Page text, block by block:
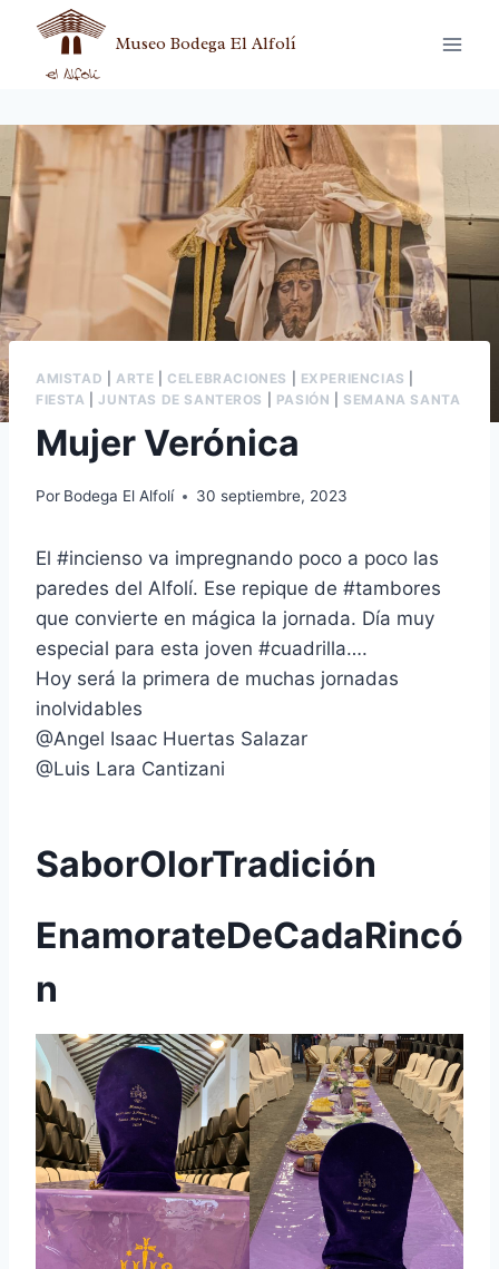
Museo Bodega El Alfolí
AMISTAD ARTE CELEBRACIONES EXPERIENCIAS
FIESTA
|JUNTAS DE SANTEROS PASIÓN SEMANA SANTA
Mujer Verónica
Por Bodega El Alfolí 30 septiembre, 2023
El #incienso va impregnando poco a poco las
paredes del Alfolí. Ese repique de #tambores
que convierte en mágica la jornada. Día muy
especial para esta joven #cuadrilla….
Hoy será la primera de muchas jornadas
inolvidables
@Angel Isaac Huertas Salazar
@Luis Lara Cantizani
SaborOlorTradición
EnamorateDeCadaRincó
n